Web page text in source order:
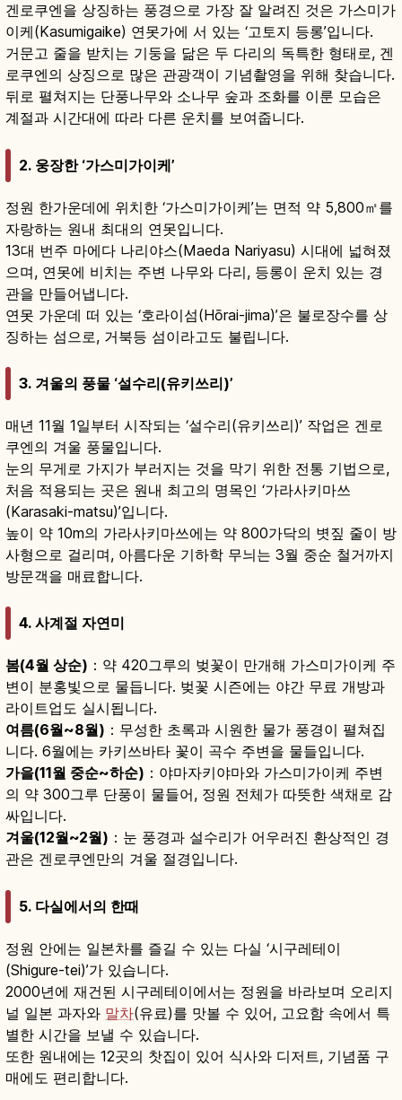
겐로쿠엔을 상징하는 풍경으로 가장 잘 알려진 것은 가스미가
이케(Kasumigaike) 연못가에 서 있는 ‘고토지 등롱’입니다.
거문고 줄을 받치는 기둥을 닮은 두 다리의 독특한 형태로, 겐
로쿠엔의 상징으로 많은 관광객이 기념촬영을 위해 찾습니다.
뒤로 펼쳐지는 단풍나무와 소나무 숲과 조화를 이룬 모습은
계절과 시간대에 따라 다른 운치를 보여줍니다.
2. 웅장한 ‘가스미가이케’
정원 한가운데에 위치한 ‘가스미가이케’는 면적 약 5,800㎡를
자랑하는 원내 최대의 연못입니다.
13대 번주 마에다 나리야스(Maeda Nariyasu) 시대에 넓혀졌
으며, 연못에 비치는 주변 나무와 다리, 등롱이 운치 있는 경
관을 만들어냅니다.
연못 가운데 떠 있는 ‘호라이섬(Hōrai-jima)’은 불로장수를 상
징하는 섬으로, 거북등 섬이라고도 불립니다.
3. 겨울의 풍물 ‘설수리(유키쓰리)’
매년 11월 1일부터 시작되는 ‘설수리(유키쓰리)’ 작업은 겐로
쿠엔의 겨울 풍물입니다.
눈의 무게로 가지가 부러지는 것을 막기 위한 전통 기법으로,
처음 적용되는 곳은 원내 최고의 명목인 ‘가라사키마쓰
(Karasaki-matsu)’입니다.
높이 약 10m의 가라사키마쓰에는 약 800가닥의 볏짚 줄이 방
사형으로 걸리며, 아름다운 기하학 무늬는 3월 중순 철거까지
방문객을 매료합니다.
4. 사계절 자연미
봄(4월 상순) ：약 420그루의 벚꽃이 만개해 가스미가이케 주
변이 분홍빛으로 물듭니다. 벚꽃 시즌에는 야간 무료 개방과
라이트업도 실시됩니다.
여름(6월~8월) ：무성한 초록과 시원한 물가 풍경이 펼쳐집
니다. 6월에는 카키쓰바타 꽃이 곡수 주변을 물들입니다.
가을(11월 중순~하순) ：야마자키야마와 가스미가이케 주변
의 약 300그루 단풍이 물들어, 정원 전체가 따뜻한 색채로 감
싸입니다.
겨울(12월~2월) ：눈 풍경과 설수리가 어우러진 환상적인 경
관은 겐로쿠엔만의 겨울 절경입니다.
5. 다실에서의 한때
정원 안에는 일본차를 즐길 수 있는 다실 ‘시구레테이
(Shigure-tei)’가 있습니다.
2000년에 재건된 시구레테이에서는 정원을 바라보며 오리지
널 일본 과자와 말차(유료)를 맛볼 수 있어, 고요함 속에서 특
별한 시간을 보낼 수 있습니다.
또한 원내에는 12곳의 찻집이 있어 식사와 디저트, 기념품 구
매에도 편리합니다.